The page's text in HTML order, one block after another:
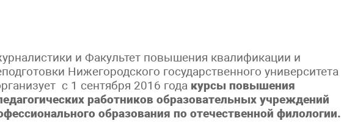
и Факультет повышения квалификации и
Нижегородского государственного университета
с 1 сентября 2016 года курсы повышения
работников образовательных учреждений
образования по отечественной филологии.